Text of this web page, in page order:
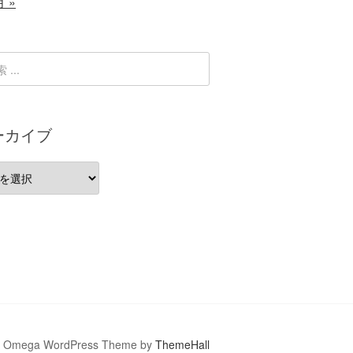
カイブ
Omega WordPress Theme by ThemeHall